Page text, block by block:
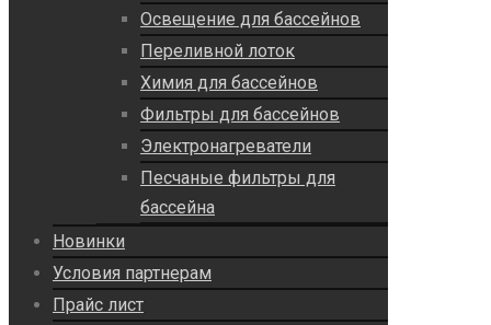
Освещение для бассейнов
Переливной лоток
Химия для бассейнов
Фильтры для бассейнов
Электронагреватели
Песчаные фильтры для
бассейна
Новинки
Условия партнерам
Прайс лист